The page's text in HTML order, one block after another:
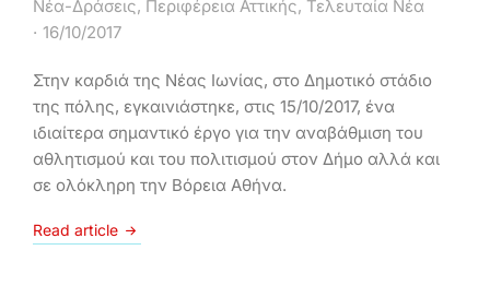
Νέα-Δράσεις, Περιφέρεια Αττικής, Τελευταία Νέα
16/10/2017
Στην καρδιά της Νέας Ιωνίας, στο Δημοτικό στάδιο
της πόλης, εγκαινιάστηκε, στις 15/10/2017, ένα
ιδιαίτερα σημαντικό έργο για την αναβάθμιση του
αθλητισμού και του πολιτισμού στον Δήμο αλλά και
σε ολόκληρη την Βόρεια Αθήνα.
Read article